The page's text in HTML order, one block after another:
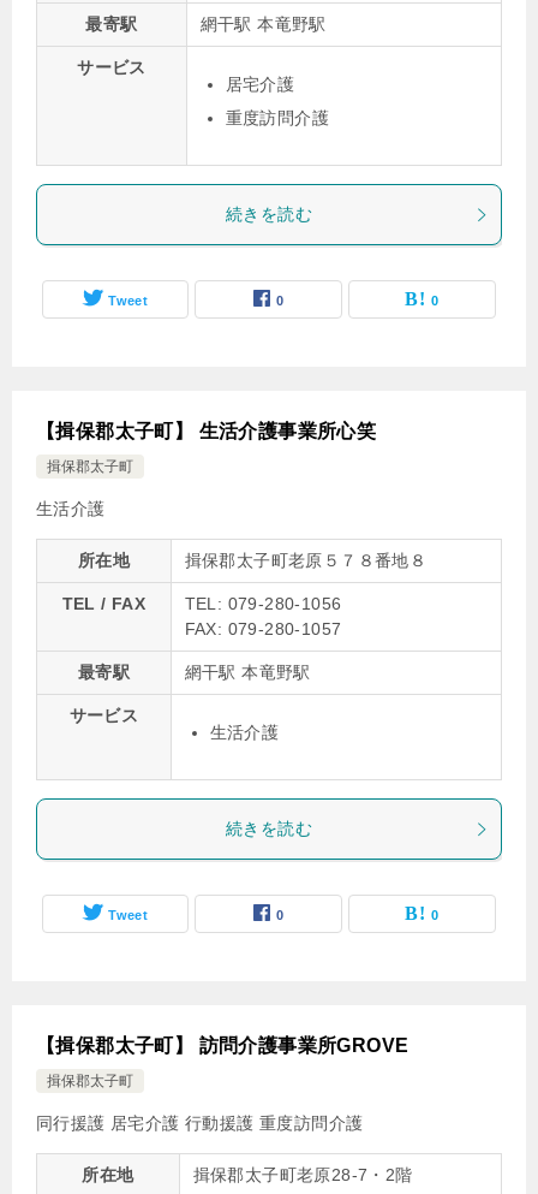
最寄駅 網干駅 本竜野駅
サービス
居宅介護
重度訪問介護
続きを読む
Tweet 0 0
【揖保郡太子町】 生活介護事業所心笑
揖保郡太子町
生活介護
所在地 揖保郡太子町老原５７８番地８
TEL / FAX
TEL: 079-280-1056
FAX: 079-280-1057
最寄駅 網干駅 本竜野駅
サービス
生活介護
続きを読む
Tweet 0 0
【揖保郡太子町】 訪問介護事業所GROVE
揖保郡太子町
同行援護 居宅介護 行動援護 重度訪問介護
所在地 揖保郡太子町老原28-7・2階